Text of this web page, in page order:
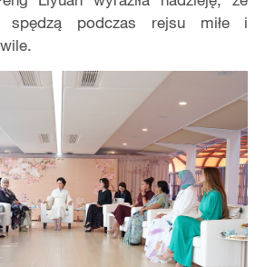
spędzą podczas rejsu miłe i